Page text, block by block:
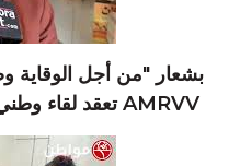
بشعار "من أجل الوقاية
AMRVV تعقد لقاء وطني بدار المحامين في البيضاء